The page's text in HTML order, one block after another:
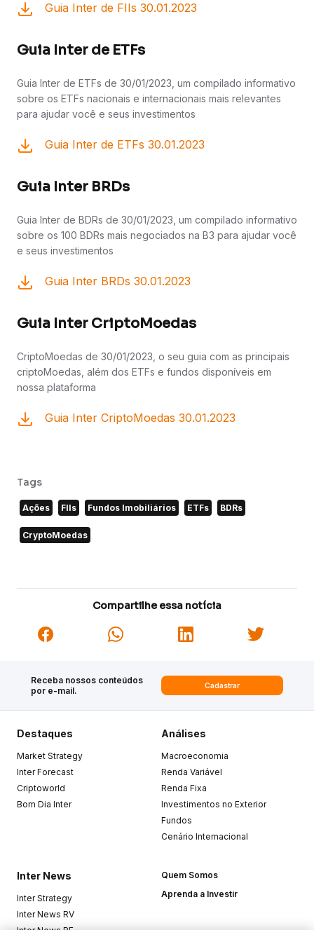
Guia Inter de FIIs 30.01.2023
Guia Inter de ETFs
Guia Inter de ETFs de 30/01/2023, um compilado informativo
sobre os ETFs nacionais e internacionais mais relevantes
para ajudar você e seus investimentos
Guia Inter de ETFs 30.01.2023
Guia Inter BRDs
Guia Inter de BDRs de 30/01/2023, um compilado informativo
sobre os 100 BDRs mais negociados na B3 para ajudar você
e seus investimentos
Guia Inter BRDs 30.01.2023
Guia Inter CriptoMoedas
CriptoMoedas de 30/01/2023, o seu guia com as principais
criptoMoedas, além dos ETFs e fundos disponíveis em
nossa plataforma
Guia Inter CriptoMoedas 30.01.2023
Tags
Ações FIIs Fundos Imobiliários ETFs BDRs
CryptoMoedas
Compartilhe essa notícia
Receba nossos conteúdos
por e-mail.
Cadastrar
Destaques
Market Strategy
Inter Forecast
Criptoworld
Bom Dia Inter
Análises
Macroeconomia
Renda Variável
Renda Fixa
Investimentos no Exterior
Fundos
Cenário Internacional
Inter News
Inter Strategy
Inter News RV
Quem Somos
Aprenda a Investir